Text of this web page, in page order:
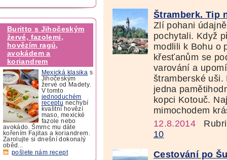
Buritto s Jihočeským
žervé, fazolemi,
hovězím ragú,
avokádem a
koriandrem
Mexická klasika s
Jihočeským
žervé od Madety.
V tomto
jednoduchém
receptu nechybí
kvalitní hovězí
maso, mexické
fazole nebo
avokádo. Šmrnc mu dáte
kořením Fajitas a koriandrem.
Zarolujte si dnešní dokonalý
oběd...
pošlete nám recept
Štramberk. Tip
Zlí pohani
pochytali. Když
modlili k Bohu o
křesťanům se
varování a
štramberské uši.
jedna
kopci Kotouč.
mimochodem
12.8.2014
10
Cestování po